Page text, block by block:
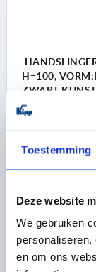
Toestemming
Deze website
We gebruiken
en om ons
H=100,
ZWART
ZWART
H2=28
H3=17
Bestelnummer:
26,36 €
excl. BTW
plus verzendkosten